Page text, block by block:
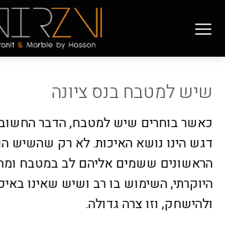
שיש למטבח בנס ציונה
כאשר בוחרים שיש למטבח, הדבר החשוב
דגש הינו נושא האיכות. לא רק שהשיש
הראשונים ששמים אליהם לב במטבח
היוקרתי, השימוש בו רב ושיש שאינו
ולהישחק, וזו צרה גדולה.